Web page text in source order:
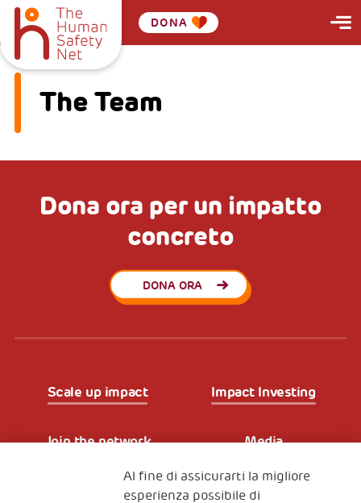
DONA
The Team
Dona ora per un impatto
concreto
DONA ORA
Scale up impact Impact Investing
Join the network Media
Iscriviti alla newsletter
Al fine di assicurarti la migliore
esperienza possibile di